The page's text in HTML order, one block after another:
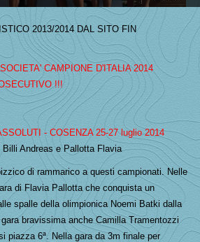
2013/2014 DAL SITO FIN
CAMPIONE D'ITALIA 2014
!!!
- COSENZA 25-27 luglio 2014
Andreas e Pallotta Flavia
di rammarico a questi campionati. Nelle
di Flavia Pallotta che conquista un
spalle della olimpionica Noemi Batki dalla
bravissima anche Camilla Tramentozzi
piazza 6ª. Nella gara da 3m finale per